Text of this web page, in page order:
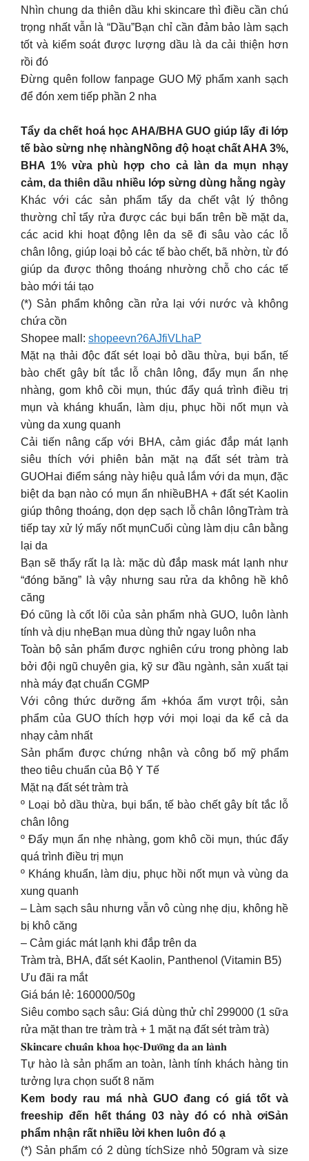
Nhìn chung da thiên dầu khi skincare thì điều cần chú
trọng nhất vẫn là “Dầu”Bạn chỉ cần đảm bảo làm sạch
tốt và kiểm soát được lượng dầu là da cải thiện hơn
rồi đó
Đừng quên follow fanpage GUO Mỹ phẩm xanh sạch
để đón xem tiếp phần 2 nha
Tẩy da chết hoá học AHA/BHA GUO giúp lấy đi lớp
tế bào sừng nhẹ nhàngNồng độ hoạt chất AHA 3%,
BHA 1% vừa phù hợp cho cả làn da mụn nhạy
cảm, da thiên dầu nhiều lớp sừng dùng hằng ngày
Khác với các sản phẩm tẩy da chết vật lý thông
thường chỉ tẩy rửa được các bụi bẩn trên bề mặt da,
các acid khi hoạt động lên da sẽ đi sâu vào các lỗ
chân lông, giúp loại bỏ các tế bào chết, bã nhờn, từ đó
giúp da được thông thoáng nhường chỗ cho các tế
bào mới tái tạo
(*) Sản phẩm không cần rửa lại với nước và không
chứa cồn
Shopee mall: shopeevn?6AJfiVLhaP
Mặt nạ thải độc đất sét loại bỏ dầu thừa, bụi bẩn, tế
bào chết gây bít tắc lỗ chân lông, đẩy mụn ẩn nhẹ
nhàng, gom khô cồi mụn, thúc đẩy quá trình điều trị
mụn và kháng khuẩn, làm dịu, phục hồi nốt mụn và
vùng da xung quanh
Cải tiến nâng cấp với BHA, cảm giác đắp mát lạnh
siêu thích với phiên bản mặt nạ đất sét tràm trà
GUOHai điểm sáng này hiệu quả lắm với da mụn, đặc
biệt da bạn nào có mụn ẩn nhiềuBHA + đất sét Kaolin
giúp thông thoáng, dọn dẹp sạch lỗ chân lôngTràm trà
tiếp tay xử lý mấy nốt mụnCuối cùng làm dịu cân bằng
lại da
Bạn sẽ thấy rất lạ là: mặc dù đắp mask mát lạnh như
“đóng băng” là vậy nhưng sau rửa da không hề khô
căng
Đó cũng là cốt lõi của sản phẩm nhà GUO, luôn lành
tính và dịu nhẹBạn mua dùng thử ngay luôn nha
Toàn bộ sản phẩm được nghiên cứu trong phòng lab
bởi đội ngũ chuyên gia, kỹ sư đầu ngành, sản xuất tại
nhà máy đạt chuẩn CGMP
Với công thức dưỡng ẩm +khóa ẩm vượt trội, sản
phẩm của GUO thích hợp với mọi loại da kể cả da
nhạy cảm nhất
Sản phẩm được chứng nhận và công bố mỹ phẩm
theo tiêu chuẩn của Bộ Y Tế
Mặt nạ đất sét tràm trà
º Loại bỏ dầu thừa, bụi bẩn, tế bào chết gây bít tắc lỗ
chân lông
º Đẩy mụn ẩn nhẹ nhàng, gom khô cồi mụn, thúc đẩy
quá trình điều trị mụn
º Kháng khuẩn, làm dịu, phục hồi nốt mụn và vùng da
xung quanh
– Làm sạch sâu nhưng vẫn vô cùng nhẹ dịu, không hề
bị khô căng
– Cảm giác mát lạnh khi đắp trên da
Tràm trà, BHA, đất sét Kaolin, Panthenol (Vitamin B5)
Ưu đãi ra mắt
Giá bán lẻ: 160000/50g
Siêu combo sạch sâu: Giá dùng thử chỉ 299000 (1 sữa
rửa mặt than tre tràm trà + 1 mặt nạ đất sét tràm trà)
𝐒𝐤𝐢𝐧𝐜𝐚𝐫𝐞 𝐜𝐡𝐮𝐚̂̉𝐧 𝐤𝐡𝐨𝐚 𝐡𝐨̣𝐜-𝐃𝐮̛𝐨̛̃𝐧𝐠 𝐝𝐚 𝐚𝐧 𝐥𝐚̀𝐧𝐡
Tự hào là sản phẩm an toàn, lành tính khách hàng tin
tưởng lựa chọn suốt 8 năm
Kem body rau má nhà GUO đang có giá tốt và
freeship đến hết tháng 03 này đó có nhà ơiSản
phẩm nhận rất nhiều lời khen luôn đó ạ
(*) Sản phẩm có 2 dùng tíchSize nhỏ 50gram và size